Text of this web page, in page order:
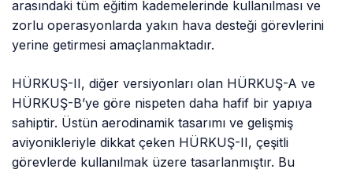
arasındaki tüm eğitim kademelerinde kullanılması ve
zorlu operasyonlarda yakın hava desteği görevlerini
yerine getirmesi amaçlanmaktadır.
HÜRKUŞ-II, diğer versiyonları olan HÜRKUŞ-A ve
HÜRKUŞ-B’ye göre nispeten daha hafif bir yapıya
sahiptir. Üstün aerodinamik tasarımı ve gelişmiş
aviyonikleriyle dikkat çeken HÜRKUŞ-II, çeşitli
görevlerde kullanılmak üzere tasarlanmıştır. Bu